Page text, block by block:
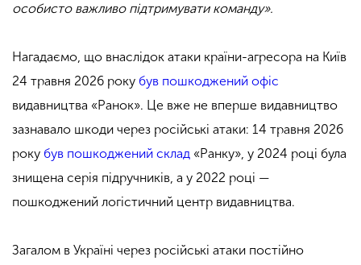
особисто важливо підтримувати команду».
Нагадаємо, що внаслідок атаки країни-агресора на Київ
24 травня 2026 року був пошкоджений офіс
видавництва «Ранок». Це вже не вперше видавництво
зазнавало шкоди через російські атаки: 14 травня 2026
року був пошкоджений склад «Ранку», у 2024 році була
знищена серія підручників, а у 2022 році —
пошкоджений логістичний центр видавництва.
Загалом в Україні через російські атаки постійно